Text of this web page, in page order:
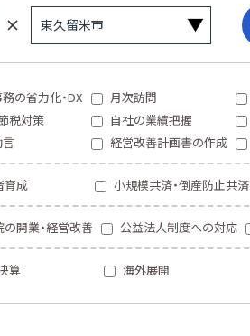
の省力化・DX 月次訪問
税対策 自社の業績把握
言 経営改善計画書の作成
育成 小規模共済・倒産防止共済
開業・経営改善 公益法人制度への対応
算 海外展開